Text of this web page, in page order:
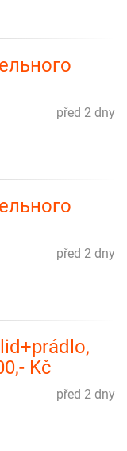
před 2 dny
před 2 dny
Kč
před 2 dny